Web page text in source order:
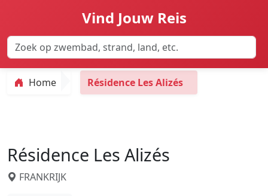
Vind Jouw Reis
Home Résidence Les Alizés
Résidence Les Alizés
FRANKRIJK